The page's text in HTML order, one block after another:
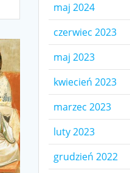
maj 2024
czerwiec 2023
maj 2023
kwiecień 2023
marzec 2023
luty 2023
grudzień 2022